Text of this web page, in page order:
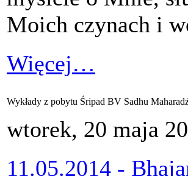
Moich czynach i
Więcej…
Wykłady z pobytu Śripad BV Sadhu
wtorek, 20 maja
11.05.2014 -